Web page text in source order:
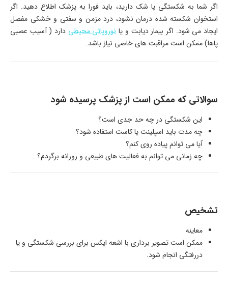
اگر شما به شکستگی پا شک دارید، باید فورا به پزشک اطلاع دهید. اگر
استخوان شکسته شده درمان نشود، درد مزمن و سفتی و خشکی مفصل
ایجاد می شود. اگر بیمار دیابت و یانوروپاتی محیطی دارد ( آسیب عصبی
پاها) ممکن است مراقبت های خاصی نیاز باشد.
سوالاتی که ممکن است از پزشک پرسیده شود
این شکستگی در چه حد جدی است؟
چه مدت باید اسپلینت یا کاست استفاده شود؟
آیا می توانم پیاده روی کنم؟
چه زمانی می توانم به فعالیت های طبیعی و روزانه برگردم؟
تشخیص
معاینه
ممکن است تصویر برداری با اشعه ایکس برای بررسی شکستگی و یا
دررفتگی انجام شود.